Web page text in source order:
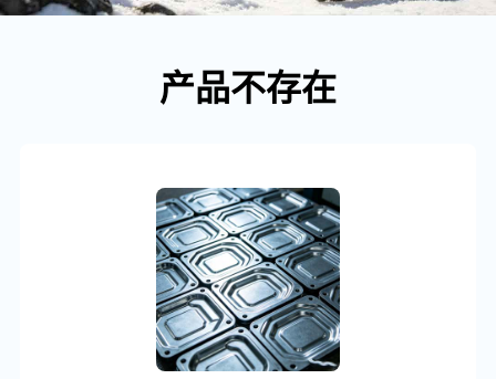
产品不存在